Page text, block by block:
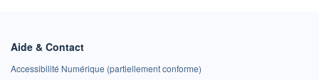
Aide & Contact
Accessibilité Numérique (partiellement conforme)